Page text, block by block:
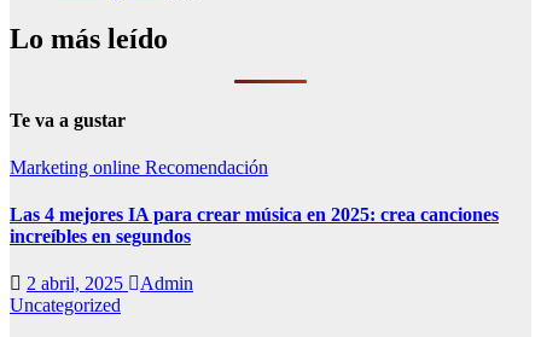
Lo más leído
Te va a gustar
Marketing online Recomendación
Las 4 mejores IA para crear música en 2025: crea canciones
increíbles en segundos
2 abril, 2025
Admin
Uncategorized